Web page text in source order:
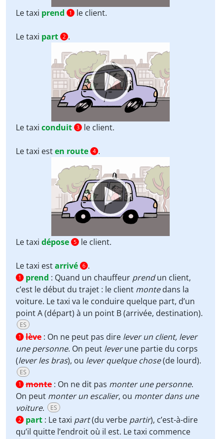
Le taxi prend 1 le client.
Le taxi part 2 .
Le taxi conduit 3 le client.
Le taxi esten route 4 .
Le taxi dépose 5 le client.
Le taxi estarrivé 6 .
1 prend : Quand un chauffeur prendun client,
c’est le début du trajet : le client montedans la
voiture. Le taxi va le conduire quelque part, d’un
point A (départ) à un point B (arrivée, destination).
ES
1 lève : On ne peut pas dire lever un client, lever
une personne. On peut leverune partie du corps
(lever les bras), ou lever quelque chose(de lourd).
ES
1 monte : On ne dit pas monter une personne.
On peut monter un escalier, ou monter dans une
voiture. ES
2 part : Le taxi part(du verbe partir), c’est-à-dire
qu’il quitte l’endroit où il est. Le taxi commence